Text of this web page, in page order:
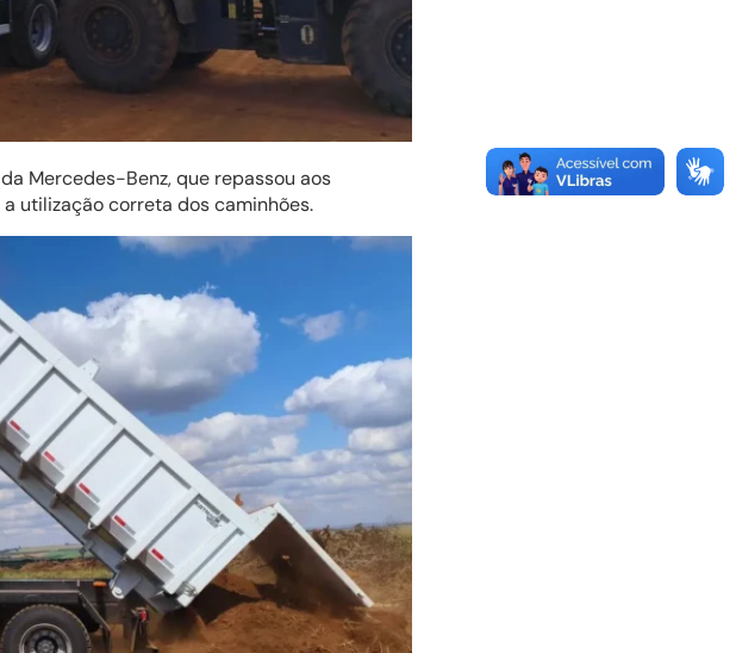
Mercedes-Benz, que repassou aos
utilização correta dos caminhões.